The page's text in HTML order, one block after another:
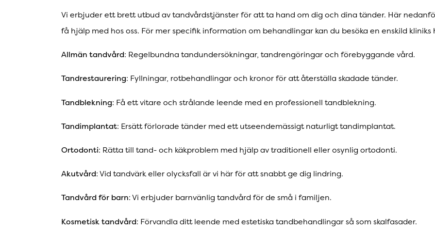
Vi erbjuder ett brett utbud av tandvårdstjänster för att ta hand om dig och dina tänder. Här
få hjälp med hos oss. För mer specifik information om behandlingar kan du besöka en enskild kliniks
Allmän tandvård: Regelbundna tandundersökningar, tandrengöringar och förebyggande vård.
Tandrestaurering: Fyllningar, rotbehandlingar och kronor för att återställa skadade tänder.
Tandblekning: Få ett vitare och strålande leende med en professionell tandblekning.
Tandimplantat: Ersätt förlorade tänder med ett utseendemässigt naturligt tandimplantat.
Ortodonti: Rätta till tand- och käkproblem med hjälp av traditionell eller osynlig ortodonti.
Akutvård: Vid tandvärk eller olycksfall är vi här för att snabbt ge dig lindring.
Tandvård för barn: Vi erbjuder barnvänlig tandvård för de små i familjen.
Kosmetisk tandvård: Förvandla ditt leende med estetiska tandbehandlingar så som skalfasader.